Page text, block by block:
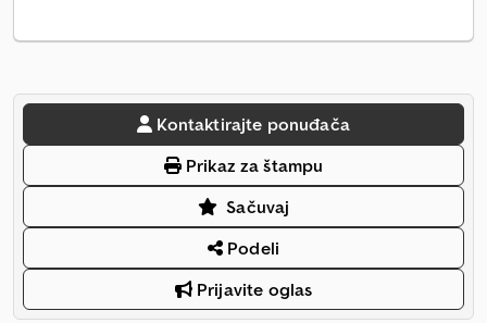
Kontaktirajte ponuđača
Prikaz za štampu
Sačuvaj
Podeli
Prijavite oglas